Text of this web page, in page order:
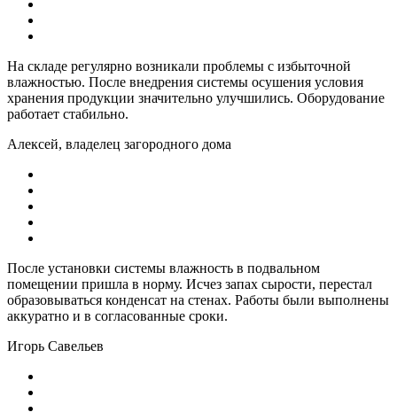
На складе регулярно возникали проблемы с избыточной
влажностью. После внедрения системы осушения условия
хранения продукции значительно улучшились. Оборудование
работает стабильно.
Алексей, владелец загородного дома
После установки системы влажность в подвальном
помещении пришла в норму. Исчез запах сырости, перестал
образовываться конденсат на стенах. Работы были выполнены
аккуратно и в согласованные сроки.
Игорь Савельев